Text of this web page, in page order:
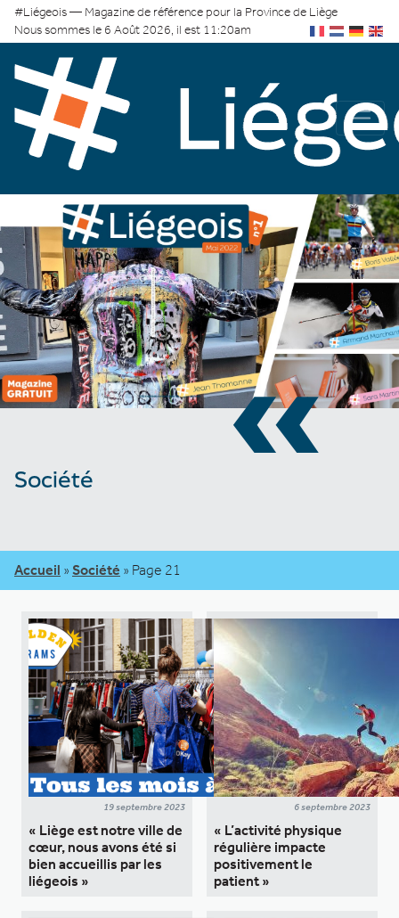
#Liégeois — Magazine de référence pour la Province de Liège
Nous sommes le 6 Août 2026, il est 11:20am
«
Société
Accueil » Société » Page 21
19 septembre 2023
« Liège est notre ville de
cœur, nous avons été si
bien accueillis par les
liégeois »
6 septembre 2023
« L’activité physique
régulière impacte
positivement le
patient »